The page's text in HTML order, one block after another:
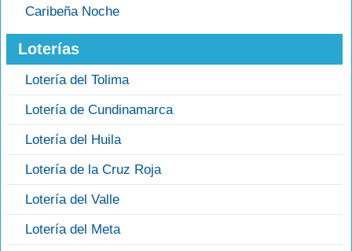
Caribeña Noche
Loterías
Lotería del Tolima
Lotería de Cundinamarca
Lotería del Huila
Lotería de la Cruz Roja
Lotería del Valle
Lotería del Meta